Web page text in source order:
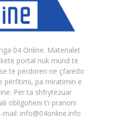
04 Online. Materialet
portal nuk mund të
të përdoren në çfarëdo
përfitimi, pa miratimin e
Për ta shfrytëzuar
obligoheni t'i pranoni
info@04online.info